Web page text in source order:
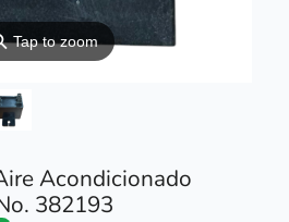
Tap to zoom
Acondicionado
382193